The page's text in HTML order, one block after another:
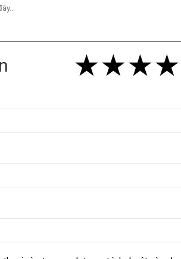
★
★★
★★★
★★★★
★★★★